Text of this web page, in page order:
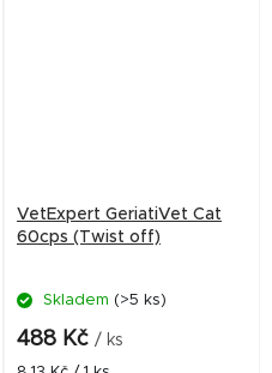
VetExpert GeriatiVet Cat
60cps (Twist off)
Skladem (>5 ks)
488 Kč / ks